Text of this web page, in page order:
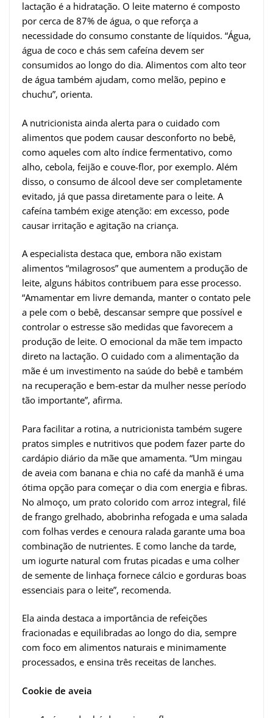
lactação é a hidratação. O leite materno é composto
por cerca de 87% de água, o que reforça a
necessidade do consumo constante de líquidos. “Água,
água de coco e chás sem cafeína devem ser
consumidos ao longo do dia. Alimentos com alto teor
de água também ajudam, como melão, pepino e
chuchu”, orienta.
A nutricionista ainda alerta para o cuidado com
alimentos que podem causar desconforto no bebê,
como aqueles com alto índice fermentativo, como
alho, cebola, feijão e couve-flor, por exemplo. Além
disso, o consumo de álcool deve ser completamente
evitado, já que passa diretamente para o leite. A
cafeína também exige atenção: em excesso, pode
causar irritação e agitação na criança.
A especialista destaca que, embora não existam
alimentos “milagrosos” que aumentem a produção de
leite, alguns hábitos contribuem para esse processo.
“Amamentar em livre demanda, manter o contato pele
a pele com o bebê, descansar sempre que possível e
controlar o estresse são medidas que favorecem a
produção de leite. O emocional da mãe tem impacto
direto na lactação. O cuidado com a alimentação da
mãe é um investimento na saúde do bebê e também
na recuperação e bem-estar da mulher nesse período
tão importante”, afirma.
Para facilitar a rotina, a nutricionista também sugere
pratos simples e nutritivos que podem fazer parte do
cardápio diário da mãe que amamenta. “Um mingau
de aveia com banana e chia no café da manhã é uma
ótima opção para começar o dia com energia e fibras.
No almoço, um prato colorido com arroz integral, filé
de frango grelhado, abobrinha refogada e uma salada
com folhas verdes e cenoura ralada garante uma boa
combinação de nutrientes. E como lanche da tarde,
um iogurte natural com frutas picadas e uma colher
de semente de linhaça fornece cálcio e gorduras boas
essenciais para o leite”, recomenda.
Ela ainda destaca a importância de refeições
fracionadas e equilibradas ao longo do dia, sempre
com foco em alimentos naturais e minimamente
processados, e ensina três receitas de lanches.
Cookie de aveia